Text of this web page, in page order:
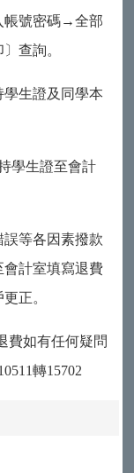
帳號密碼→全部
查詢。
學生證及同學本
學生證至會計
等各因素撥款
會計室填寫退費
正。
費如有任何疑問
轉15702